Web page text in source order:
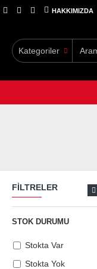
HAKKIMIZDA
Kategoriler
FILTRELER
STOK DURUMU
Stokta Var
Stokta Yok